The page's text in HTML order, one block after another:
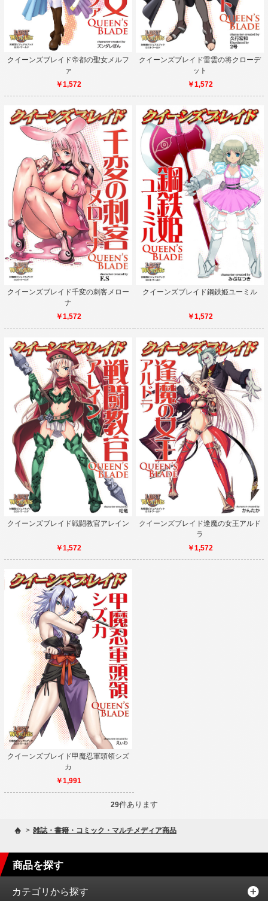
クイーンズブレイド帝都の聖女メルフ
ァ
￥1,572
クイーンズブレイド雷雲の将クローデ
ット
￥1,572
クイーンズブレイド千変の刺客メロー
ナ
￥1,572
クイーンズブレイド鋼鉄姫ユーミル
￥1,572
クイーンズブレイド戦闘教官アレイン
￥1,572
クイーンズブレイド逢魔の女王アルド
ラ
￥1,572
クイーンズブレイド甲魔忍軍頭領シズ
カ
￥1,991
29件あります
> 雑誌・書籍・コミック・マルチメディア商品
商品を探す
カテゴリから探す